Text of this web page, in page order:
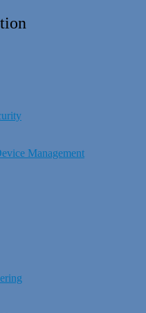
Management